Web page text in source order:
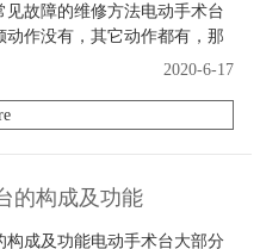
见故障的维修方法电动手术台
动作没有，其它动作都有，那
作业是正常的，仅仅相对应的
坏一般有二个方法：一个是用
2020-6-17
的构成及功能
构成及功能电动手术台大部分